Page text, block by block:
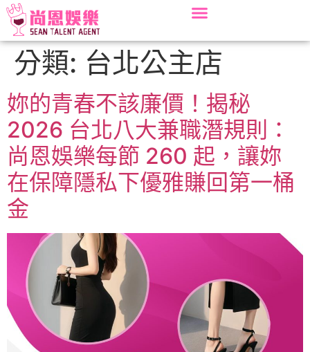
分類: 台北公主店
妳的青春不該廉價！揭秘
2026 台北八大兼職潛規則：
尚恩娛樂每節 260 起，讓妳
在保障隱私下優雅賺回第一桶
金